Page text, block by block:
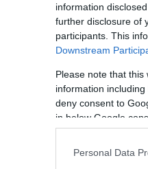
information
further disclosure of
participants. This
Downstream
Please note that
information
deny consent to
in below Google
Personal Data
τη φωτιά και
να σταθεί για μισή
τοποθετούμε σε ένα
ομογενοποιηθεί
στις ειδικές
το χείλος, και